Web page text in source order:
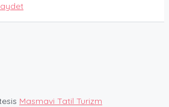
Masmavi Tatil Turizm